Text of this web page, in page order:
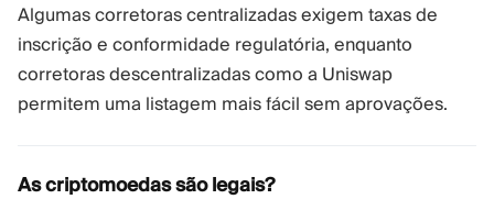
Algumas corretoras centralizadas exigem taxas de
inscrição e conformidade regulatória, enquanto
corretoras descentralizadas como a Uniswap
permitem uma listagem mais fácil sem aprovações.
As criptomoedas são legais?